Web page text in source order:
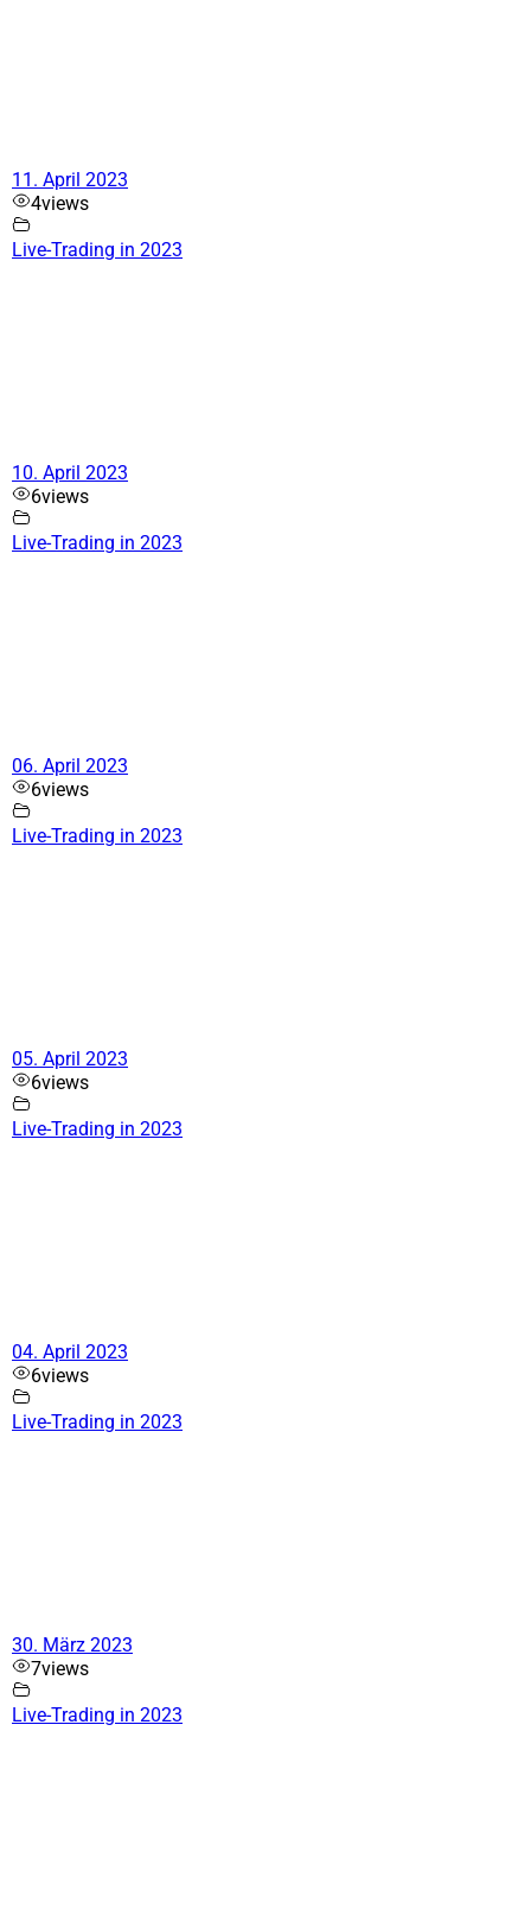
11. April 2023
4views
Live-Trading in 2023
10. April 2023
6views
Live-Trading in 2023
06. April 2023
6views
Live-Trading in 2023
05. April 2023
6views
Live-Trading in 2023
04. April 2023
6views
Live-Trading in 2023
30. März 2023
7views
Live-Trading in 2023